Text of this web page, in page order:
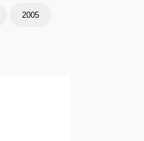
2005